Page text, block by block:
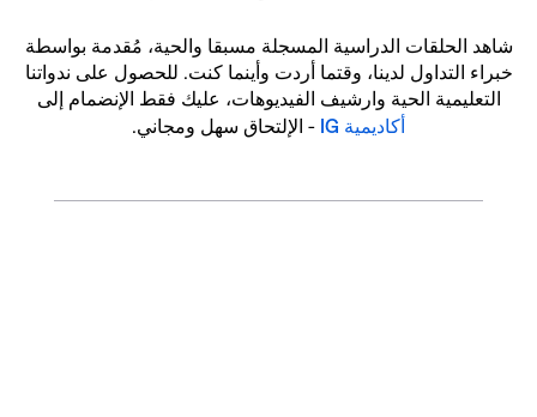
شاهد الحلقات الدراسية المسجلة مسبقا والحية، مُقدمة بواسطة
خبراء التداول لدينا، وقتما أردت وأينما كنت. للحصول على ندواتنا
التعليمية الحية وارشيف الفيديوهات، عليك فقط الإنضمام إلى
أكاديمية IG
- الإلتحاق سهل ومجاني.